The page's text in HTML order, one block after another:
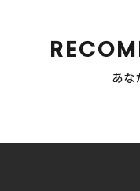
あな